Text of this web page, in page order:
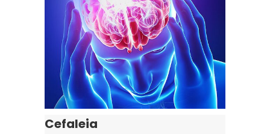
Cefaleia